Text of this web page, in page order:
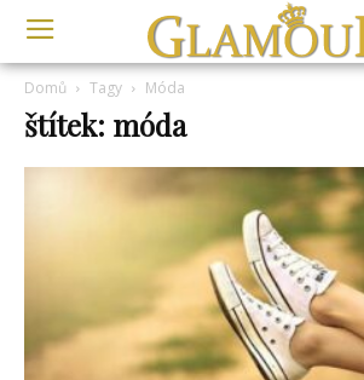
Domů Tagy Móda
štítek: móda